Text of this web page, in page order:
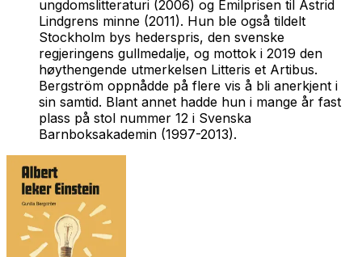
ungdomslitteraturi (2006) og Emilprisen til Astrid
Lindgrens minne (2011). Hun ble også tildelt
Stockholm bys hederspris, den svenske
regjeringens gullmedalje, og mottok i 2019 den
høythengende utmerkelsen Litteris et Artibus.
Bergström oppnådde på flere vis å bli anerkjent i
sin samtid. Blant annet hadde hun i mange år fast
plass på stol nummer 12 i Svenska
Barnboksakademin (1997-2013).